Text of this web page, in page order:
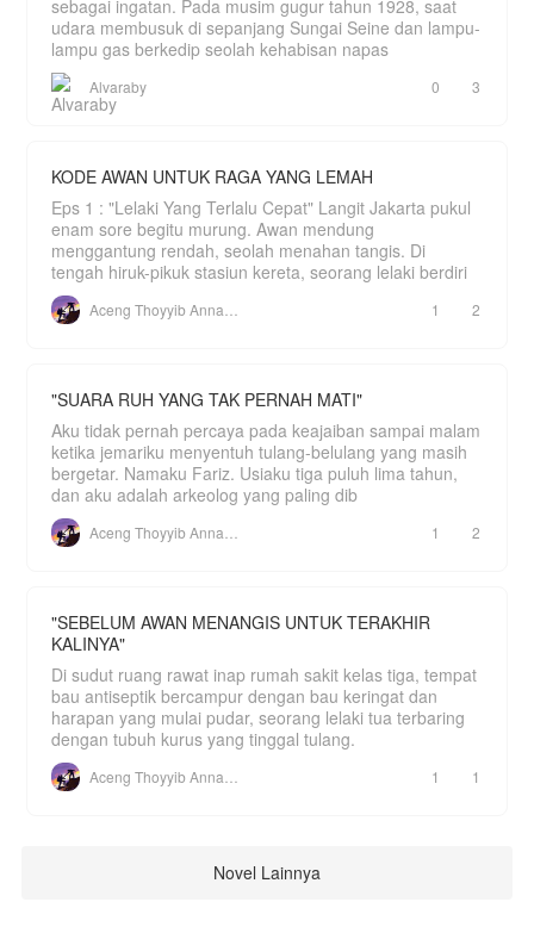
Sebenarnya apa yang terjadi?
sebagai ingatan. Pada musim gugur tahun 1928, saat
udara membusuk di sepanjang Sungai Seine dan lampu-
lampu gas berkedip seolah kehabisan napas
Alvaraby 0 3
KODE AWAN UNTUK RAGA YANG LEMAH
Eps 1 : "Lelaki Yang Terlalu Cepat" Langit Jakarta pukul
enam sore begitu murung. Awan mendung
menggantung rendah, seolah menahan tangis. Di
tengah hiruk-pikuk stasiun kereta, seorang lelaki berdiri
1 2
"SUARA RUH YANG TAK PERNAH MATI"
Aku tidak pernah percaya pada keajaiban sampai malam
ketika jemariku menyentuh tulang-belulang yang masih
bergetar. Namaku Fariz. Usiaku tiga puluh lima tahun,
dan aku adalah arkeolog yang paling dib
1 2
"SEBELUM AWAN MENANGIS UNTUK TERAKHIR
KALINYA"
Di sudut ruang rawat inap rumah sakit kelas tiga, tempat
bau antiseptik bercampur dengan bau keringat dan
harapan yang mulai pudar, seorang lelaki tua terbaring
dengan tubuh kurus yang tinggal tulang.
1 1
Novel Lainnya